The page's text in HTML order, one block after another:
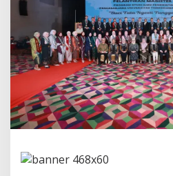
p
i
n
2
5
.
0
0
0
G
u